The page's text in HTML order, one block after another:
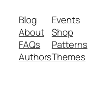
Blog
About
FAQs
Authors
Events
Shop
Patterns
Themes